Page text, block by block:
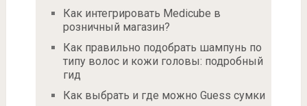
Как интегрировать Medicube в
розничный магазин?
Как правильно подобрать шампунь по
типу волос и кожи головы: подробный
гид
Как выбрать и где можно Guess сумки